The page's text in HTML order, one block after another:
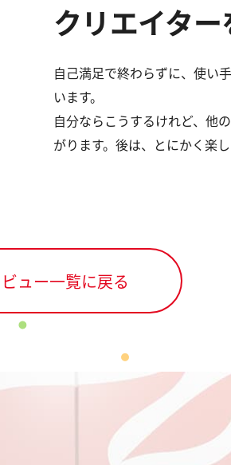
クリエイター
自己満足で終わらずに、使い
います。
自分ならこうするけれど、他
がります。後は、とにかく楽
ュー一覧に戻る